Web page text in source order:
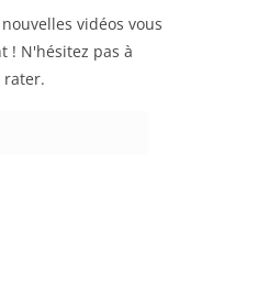
vidéos vous
! N'hésitez pas à
rater.